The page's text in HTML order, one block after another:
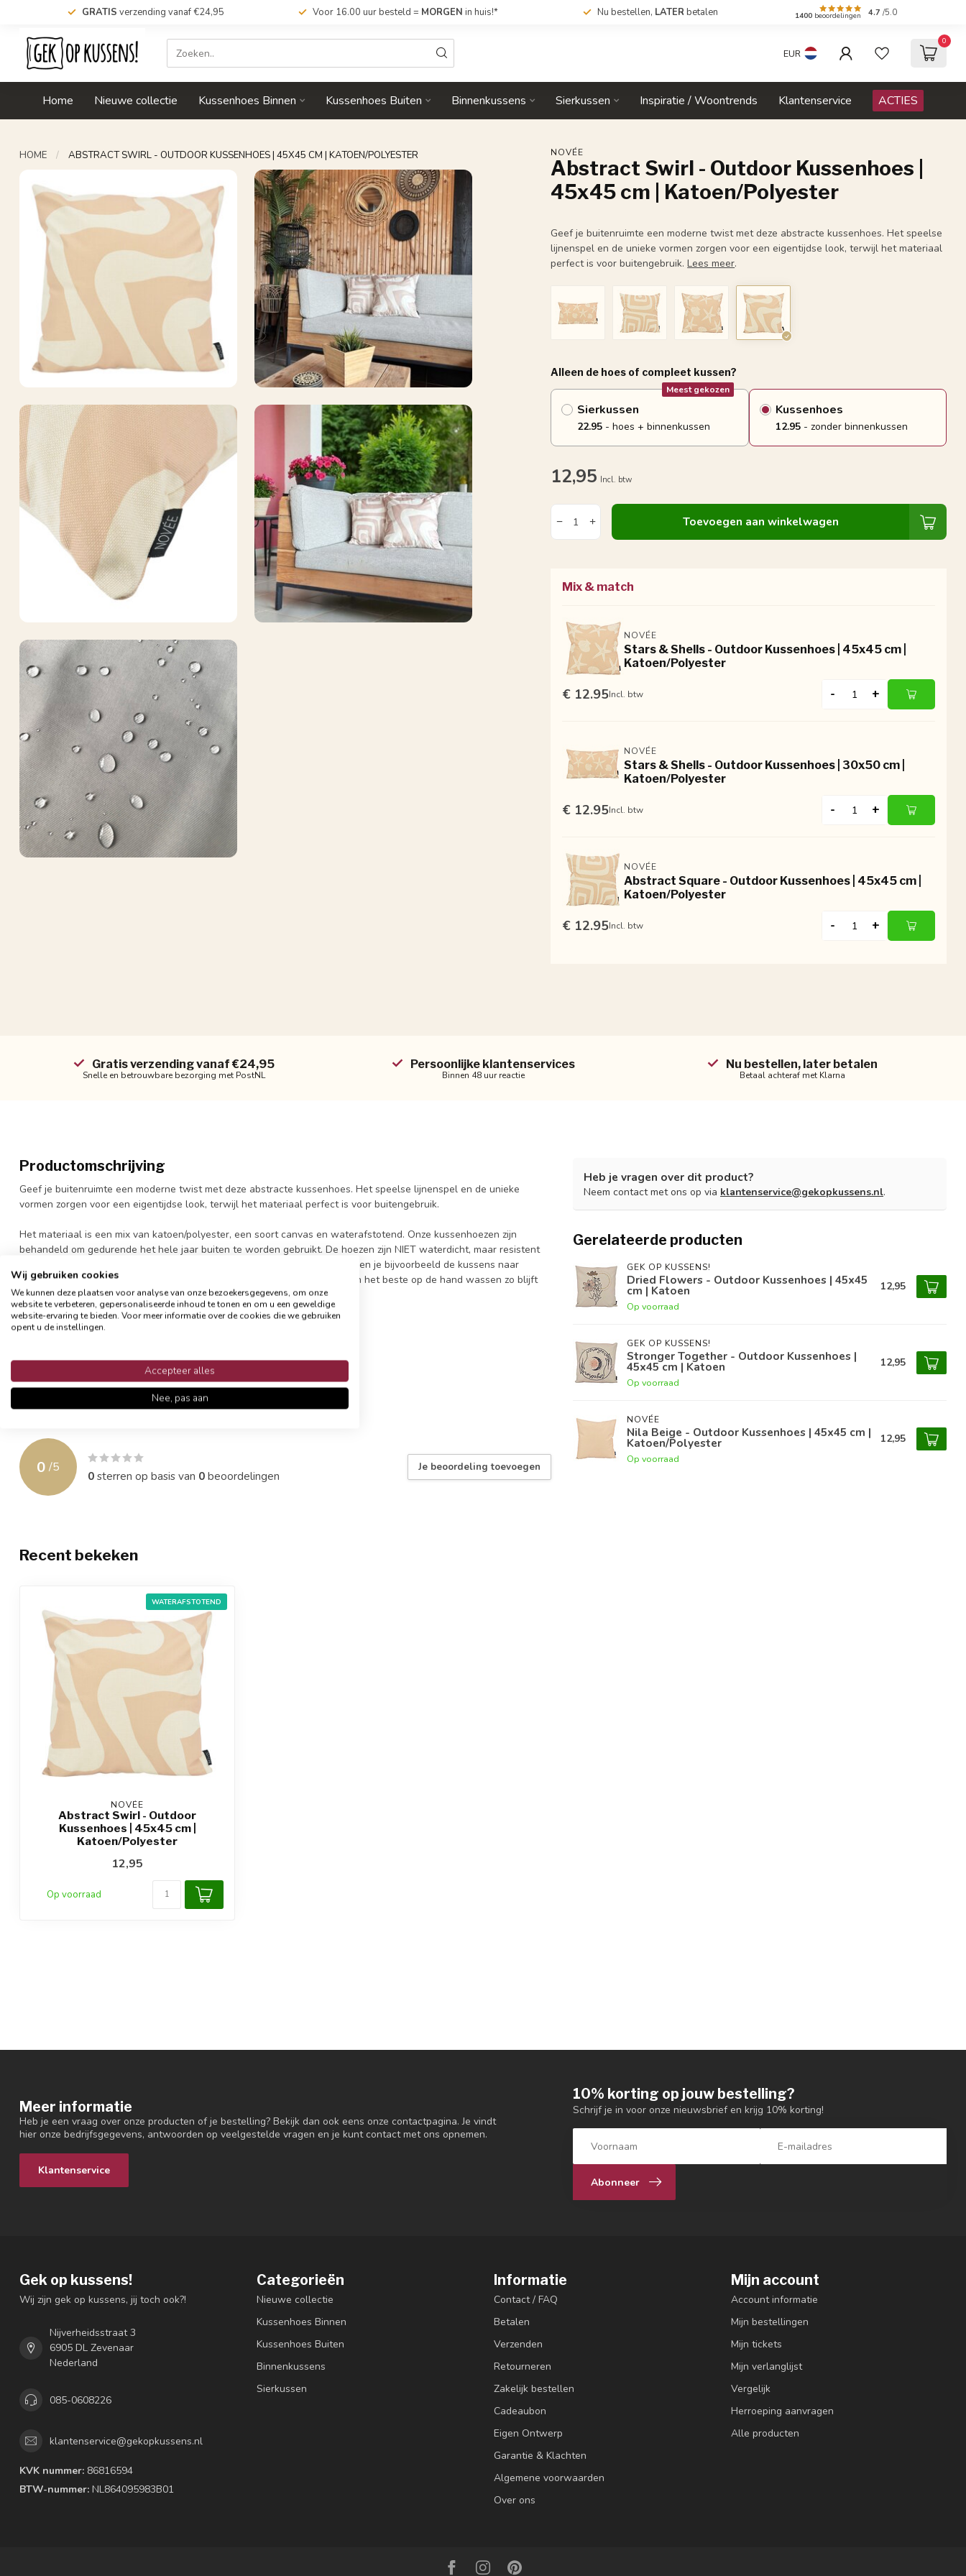
GRATIS verzending vanaf €24,95 Voor 16.00 uur besteld = MORGEN in huis!* Nu bestellen, LATER betalen 1400 beoordelingen 4.7 /5.0
EUR
0
Home Nieuwe collectie Kussenhoes Binnen Kussenhoes Buiten Binnenkussens Sierkussen Inspiratie / Woontrends Klantenservice ACTIES
HOME / ABSTRACT SWIRL - OUTDOOR KUSSENHOES | 45X45 CM | KATOEN/POLYESTER NOVÉE
Abstract Swirl - Outdoor Kussenhoes |
45x45 cm | Katoen/Polyester
Geef je buitenruimte een moderne twist met deze abstracte kussenhoes. Het speelse
lijnenspel en de unieke vormen zorgen voor een eigentijdse look, terwijl het materiaal
perfect is voor buitengebruik.Lees meer.
Alleen de hoes of compleet kussen?
Sierkussen
Meest gekozen
22.95 - hoes + binnenkussen
Kussenhoes
12.95- zonder binnenkussen
12,95 Incl. btw
Toevoegen aan winkelwagen
Mix & match
NOVÉE
Stars & Shells - Outdoor Kussenhoes | 45x45 cm |
Katoen/Polyester
€ 12.95Incl. btw - +
NOVÉE
Stars & Shells - Outdoor Kussenhoes | 30x50 cm |
Katoen/Polyester
€ 12.95Incl. btw - +
NOVÉE
Abstract Square - Outdoor Kussenhoes | 45x45 cm |
Katoen/Polyester
€ 12.95Incl. btw - +
Gratis verzending vanaf €24,95
Snelle en betrouwbare bezorging met PostNL
Persoonlijke klantenservices
Binnen 48 uur reactie
Nu bestellen, later betalen
Betaal achteraf met Klarna
Productomschrijving
Geef je buitenruimte een moderne twist met deze abstracte kussenhoes. Het speelse lijnenspel en de unieke
vormen zorgen voor een eigentijdse look, terwijl het materiaal perfect is voor buitengebruik.
Het materiaal is een mix van katoen/polyester, een soort canvas en waterafstotend. Onze kussenhoezen zijn
behandeld om gedurende het hele jaar buiten te worden gebruikt. De hoezen zijn NIET waterdicht, maar resistent
tegen invloeden van dauw, transpiratie en lichte regen. Bij hevige regen dien je bijvoorbeeld de kussens naar
binnen te halen. Je kunt de hoes af te sluiten met een blinde ritssluiting en het beste op de hand wassen zo blijft
de hoes langer mooi en beter van vorm.
- Formaat 45 x 45 cm
- Exclusief binnenkussen
0 /5
0sterren op basis van 0beoordelingen
Je beoordeling toevoegen
Heb je vragen over dit product?
Neem contact met ons op via klantenservice@gekopkussens.nl.
Gerelateerde producten
GEK OP KUSSENS!
Dried Flowers - Outdoor Kussenhoes | 45x45
cm | Katoen
Op voorraad
12,95
GEK OP KUSSENS!
Stronger Together - Outdoor Kussenhoes |
45x45 cm | Katoen
Op voorraad
12,95
NOVÉE
Nila Beige - Outdoor Kussenhoes | 45x45 cm |
Katoen/Polyester
Op voorraad
12,95
Recent bekeken
WATERAFSTOTEND
NOVÉE
Abstract Swirl - Outdoor
Kussenhoes | 45x45 cm |
Katoen/Polyester
12,95
Op voorraad
Meer informatie
Heb je een vraag over onze producten of je bestelling? Bekijk dan ook eens onze contactpagina. Je vindt
hier onze bedrijfsgegevens, antwoorden op veelgestelde vragen en je kunt contact met ons opnemen.
Klantenservice
10% korting op jouw bestelling?
Schrijf je in voor onze nieuwsbrief en krijg 10% korting!
Abonneer
Gek op kussens!
Wij zijn gek op kussens, jij toch ook?!
Nijverheidsstraat 3
6905 DL Zevenaar
Nederland
085-0608226
klantenservice@gekopkussens.nl
KVK nummer: 86816594
BTW-nummer: NL864095983B01
Categorieën
Nieuwe collectie
Kussenhoes Binnen
Kussenhoes Buiten
Binnenkussens
Sierkussen
Informatie
Contact / FAQ
Betalen
Verzenden
Retourneren
Zakelijk bestellen
Cadeaubon
Eigen Ontwerp
Garantie & Klachten
Algemene voorwaarden
Over ons
Mijn account
Account informatie
Mijn bestellingen
Mijn tickets
Mijn verlanglijst
Vergelijk
Herroeping aanvragen
Alle producten
Wij gebruiken cookies
We kunnen deze plaatsen voor analyse van onze bezoekersgegevens, om onze
website te verbeteren, gepersonaliseerde inhoud te tonen en om u een geweldige
website-ervaring te bieden. Voor meer informatie over de cookies die we gebruiken
opent u de instellingen.
Accepteer alles
Nee, pas aan